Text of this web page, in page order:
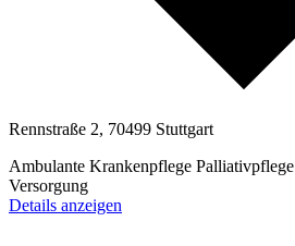
Rennstraße 2, 70499 Stuttgart
Ambulante Krankenpflege Palliativpflege
Versorgung
Details anzeigen